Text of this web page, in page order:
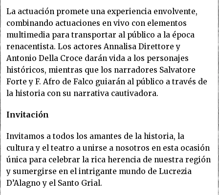
La actuación promete una experiencia envolvente,
combinando actuaciones en vivo con elementos
multimedia para transportar al público a la época
renacentista. Los actores Annalisa Direttore y
Antonio Della Croce darán vida a los personajes
históricos, mientras que los narradores Salvatore
Forte y F. Afro de Falco guiarán al público a través de
la historia con su narrativa cautivadora.
Invitación
Invitamos a todos los amantes de la historia, la
cultura y el teatro a unirse a nosotros en esta ocasión
única para celebrar la rica herencia de nuestra región
y sumergirse en el intrigante mundo de Lucrezia
D’Alagno y el Santo Grial.